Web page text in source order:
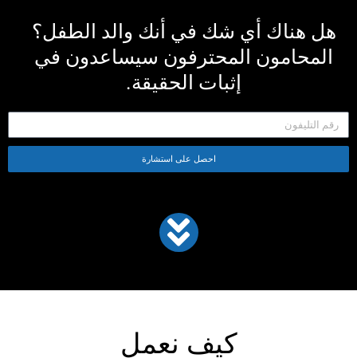
هل هناك أي شك في أنك والد الطفل؟
المحامون المحترفون سيساعدون في
إثبات الحقيقة.
احصل على استشارة
كيف نعمل